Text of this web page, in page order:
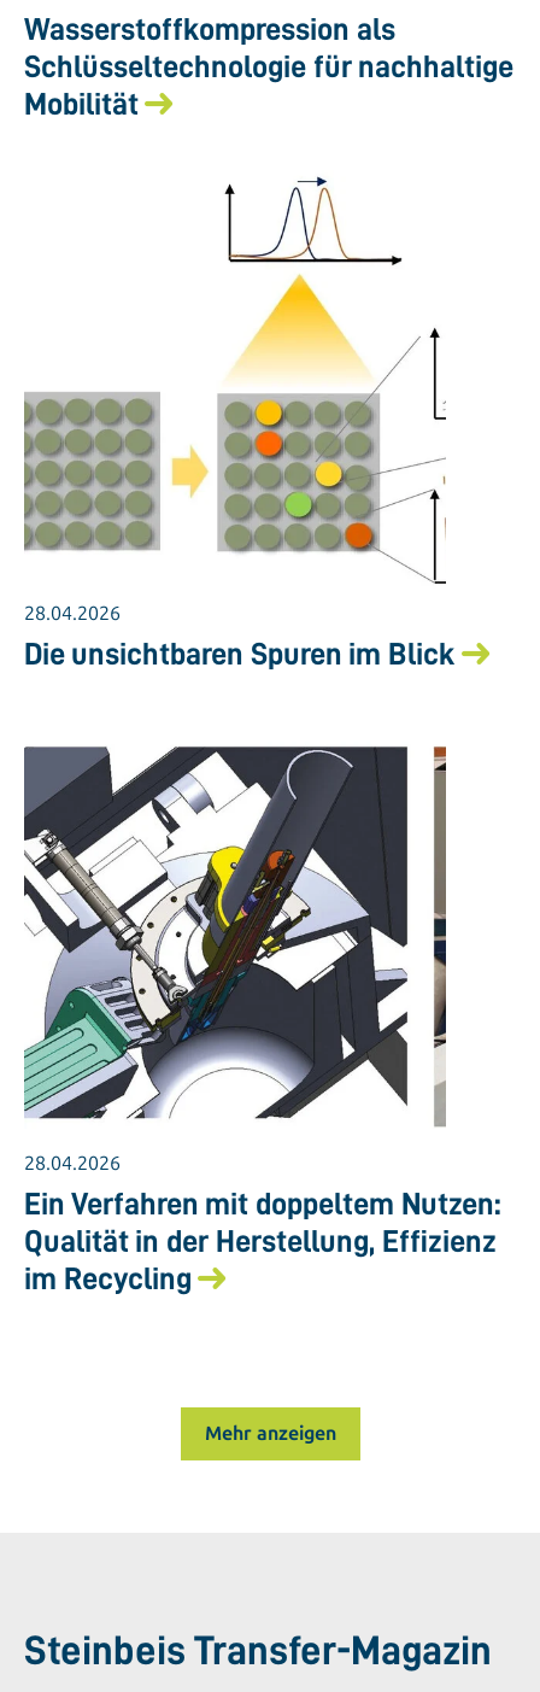
Wasserstoffkompression als
Schlüsseltechnologie für nachhaltige
Mobilität
28.04.2026
Die unsichtbaren Spuren im Blick
28.04.2026
Ein Verfahren mit doppeltem Nutzen:
Qualität in der Herstellung, Effizienz
im Recycling
Mehr anzeigen
Steinbeis Transfer-Magazin